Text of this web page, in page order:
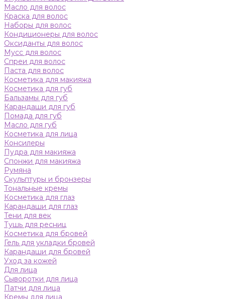
Масло для волос
Краска для волос
Наборы для волос
Кондиционеры для волос
Оксиданты для волос
Мусс для волос
Спреи для волос
Паста для волос
Косметика для макияжа
Косметика для губ
Бальзамы для губ
Карандаши для губ
Помада для губ
Масло для губ
Косметика для лица
Консилеры
Пудра для макияжа
Спонжи для макияжа
Румяна
Скульптуры и бронзеры
Тональные кремы
Косметика для глаз
Карандаши для глаз
Тени для век
Тушь для ресниц
Косметика для бровей
Гель для укладки бровей
Карандаши для бровей
Уход за кожей
Для лица
Сыворотки для лица
Патчи для лица
Кремы для лица